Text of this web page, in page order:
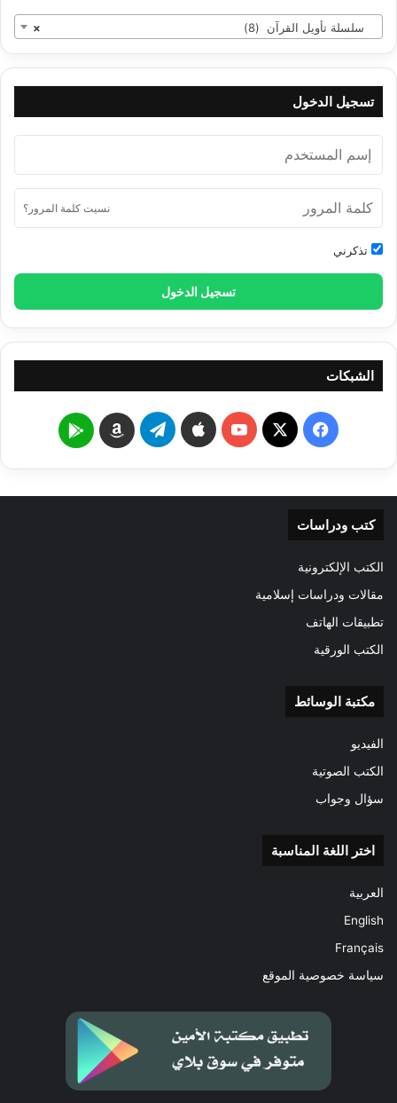
× سلسلة تأويل القرآن (8)
تسجيل الدخول
نسيت كلمة المرور؟
تذكرني
تسجيل الدخول
الشبكات
فيسبوك
‫X
‫YouTube تيلقرامAmazon
Google
Play
كتب ودراسات
الكتب الإلكترونية
مقالات ودراسات إسلامية
تطبيقات الهاتف
الكتب الورقية
مكتبة الوسائط
الفيديو
الكتب الصوتية
سؤال وجواب
اختر اللغة المناسبة
العربية
English
Français
سياسة خصوصية الموقع